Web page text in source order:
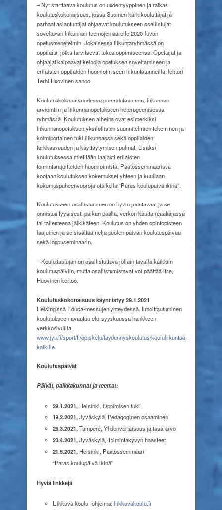
– Nyt starttaava koulutus on uudentyyppinen ja raikas
koulutuskokonaisuus, jossa Suomen kärkikouluttajat ja
parhaat asiantuntijat ohjaavat koulutukseen osallistujat
soveltavan liikunnan teemojen äärelle 2020-luvun
opetusmenetelmin. Jokaisessa liikuntaryhmässä on
oppilaita, jotka tarvitsevat tukea oppimiseensa. Opettajat ja
ohjaajat kaipaavat keinoja opetuksen soveltamiseen ja
erilaisten oppilaiden huomioimiseen liikuntatunneilla, lehtori
Terhi Huovinen sanoo.
Koulutuskokonaisuudessa pureudutaan mm. liikunnan
arviointiin ja liikunnanopetukseen heterogeenisessa
ryhmässä. Koulutuksen aiheina ovat esimerkiksi
liikunnanopetuksen yksilöllisten suunnitelmien tekeminen ja
kolmiportainen tuki liikunnassa sekä oppilaiden
tarkkaavuuden ja käyttäytymisen pulmat. Lisäksi
koulutuksessa mietitään laajasti erilaisten
toimintarajoitteiden huomioimista. Päätösseminaarissa
kootaan koulutuksen kokemukset yhteen ja kuullaan
kokemuspuheenvuoroja otsikolla ”Paras koulupäivä ikinä”.
Koulutukseen osallistuminen on hyvin joustavaa, ja se
onnistuu fyysisesti paikan päällä, verkon kautta reaaliajassa
tai tallenteena jälkikäteen. Koulutus on yhden opintopisteen
laajuinen ja se sisältää neljä puolen päivän koulutuspäivää
sekä loppuseminaarin.
– Kouluttautujan on osallistuttava jollain tavalla kaikkiin
koulutuspäiviin, mutta osallistumistavat voi päättää itse,
Huovinen kertoo.
Koulutuskokonaisuus käynnistyy 29.1.2021
Helsingissä Educa-messujen yhteydessä. Ilmoittautuminen
koulutukseen avautuu elo-syyskuussa hankkeen
verkkosivuilla.
www.jyu.fi/sport/fi/opiskelu/taydennyskoulutus/koululiikuntaa-
kaikille
Koulutuspäivät
Päivät, paikkakunnat ja teemat:
29.1.2021, Helsinki, Oppimisen tuki
19.2.2021,Jyväskylä, Pedagoginen osaaminen
26.3.2021,Tampere, Yhdenvertaisuus ja tasa-arvo
23.4.2021,Jyväskylä, Toimintakyvyn haasteet
21.5.2021, Helsinki, Päätösseminaari
“Paras koulupäivä ikinä”
Hyviä linkkejä
Liikkuva koulu -ohjelma: liikkuvakoulu.fi